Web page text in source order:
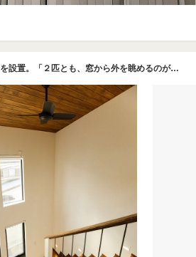
吹抜けにはキャットウォークを設置。「２匹とも、窓から外を眺めるのが大好きなんですよ」とSさん。天井に貼った板は、吹抜けに足場を組んでもらい、Sさんご夫妻とリブートの担当者も一緒に塗った思い出深いもの。「自分たちの家を建てているんだ！という実感もあり、とてもよい体験ができました」